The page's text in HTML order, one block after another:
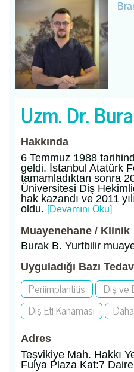
Uzm. Dr.
Hakkında
6 Temmuz 1988
geldi. İstanbul Atatürk
tamamladıktan sonra
Üniversitesi Diş
hak kazandı ve 2011
oldu. [Devamını Oku]
Muayenehane / Klinik
Burak B. Yurtbilir
Uyguladığı Bazı
Periimplantitis
Diş ve
Diş Eti Kanaması
Adres
Teşvikiye Mah. Hakkı
Fulya Plaza Kat:7